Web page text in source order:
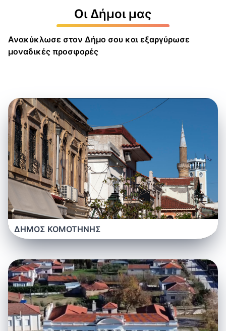
Οι Δήμοι μας
Ανακύκλωσε στον Δήμο σου και εξαργύρωσε
μοναδικές προσφορές
ΔΗΜΟΣ ΚΟΜΟΤΗΝΗΣ